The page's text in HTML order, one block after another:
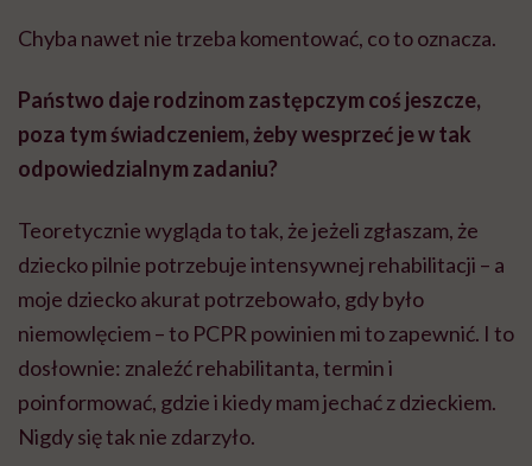
Chyba nawet nie trzeba komentować, co to oznacza.
Państwo daje rodzinom zastępczym coś jeszcze,
poza tym świadczeniem, żeby wesprzeć je w tak
odpowiedzialnym zadaniu?
Teoretycznie wygląda to tak, że jeżeli zgłaszam, że
dziecko pilnie potrzebuje intensywnej rehabilitacji – a
moje dziecko akurat potrzebowało, gdy było
niemowlęciem – to PCPR powinien mi to zapewnić. I to
dosłownie: znaleźć rehabilitanta, termin i
poinformować, gdzie i kiedy mam jechać z dzieckiem.
Nigdy się tak nie zdarzyło.